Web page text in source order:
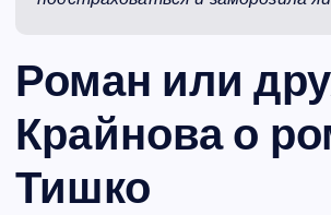
Роман или
Крайнова о
Тишко